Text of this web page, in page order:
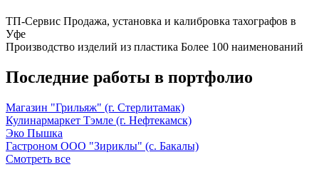
ТП-Сервис Продажа, установка и калибровка тахографов в
Уфе
Производство изделий из пластика Более 100 наименований
Последние работы в портфолио
Магазин "Грильяж" (г. Стерлитамак)
Кулинармаркет Тэмле (г. Нефтекамск)
Эко Пышка
Гастроном ООО "Зириклы" (с. Бакалы)
Смотреть все